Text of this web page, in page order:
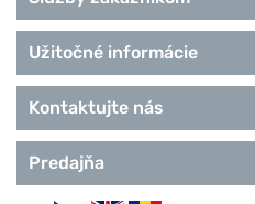
Elegant
Series 8
Remienky Citizen
Užitočné informácie
Kontaktujte nás
Predajňa